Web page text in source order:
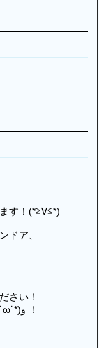
す！(*≧∀≦*)
ドア、
さい！
不束者ですが一心不乱に御奉仕しちゃいます( *˙ω˙*)و ！